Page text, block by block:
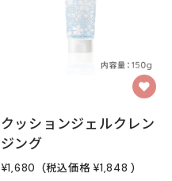
クッションジェルクレン
ジング
¥1,680 (税込価格 ¥1,848 )